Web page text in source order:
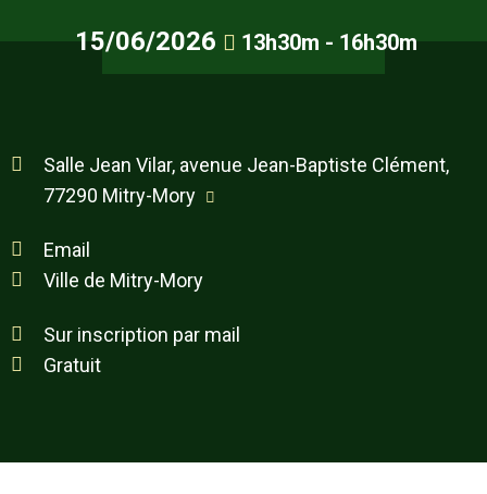
15/06/2026 13h30m - 16h30m
Salle Jean Vilar, avenue Jean-Baptiste Clément,
77290 Mitry-Mory
Email
Ville de Mitry-Mory
Sur inscription par mail
Gratuit